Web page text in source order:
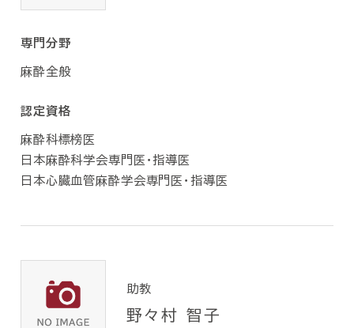
専門分野
麻酔全般
認定資格
麻酔科標榜医
日本麻酔科学会専門医・指導医
日本心臓血管麻酔学会専門医・指導医
助教
野々村 智子